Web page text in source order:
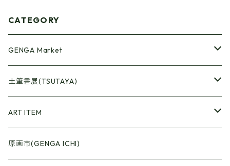
CATEGORY
GENGA Market
●Artrooming Market
【Artrooming Shop】
【10】
●原画廊+Artrooming Shop
●ONEW Painters Market
土筆書展(TSUTAYA)
画収集
ART ITEM
●Book Cover
原画市(GENGA ICHI)